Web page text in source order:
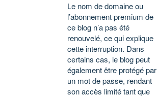
Le nom de domaine ou
l’abonnement premium de
ce blog n’a pas été
renouvelé, ce qui explique
cette interruption. Dans
certains cas, le blog peut
également être protégé par
un mot de passe, rendant
son accès limité tant que